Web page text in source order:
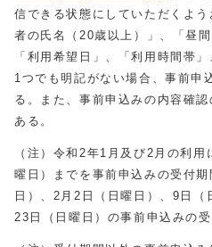
信できる状態にしていただくよ
者の氏名（20歳以上）」、「昼
「利用希望日」、「利用時間帯
1つでも明記がない場合、事前申
る。また、事前申込みの内容確
ある。
（注）令和2年1月及び2月の利
曜日）までを事前申込みの受付
日）、2月2日（日曜日）、9日（
23日（日曜日）の事前申込みの受